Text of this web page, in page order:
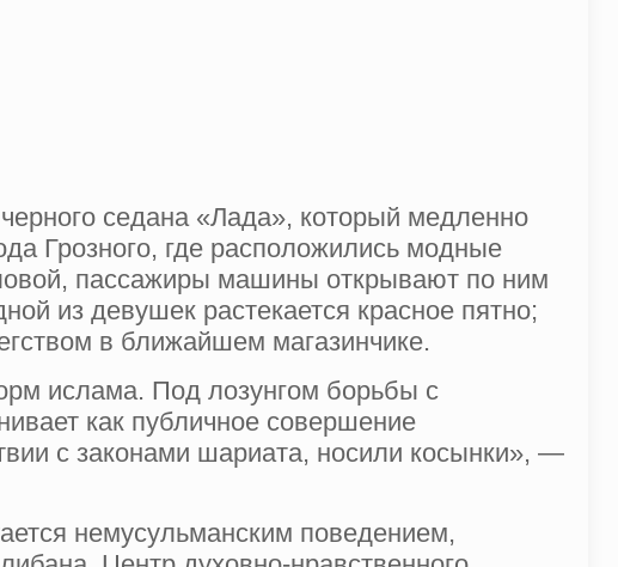
седана «Лада», который медленно
Грозного, где расположились модные
пассажиры машины открывают по ним
из девушек растекается красное пятно;
в ближайшем магазинчике.
ислама. Под лозунгом борьбы с
как публичное совершение
с законами шариата, носили косынки», —
немусульманским поведением,